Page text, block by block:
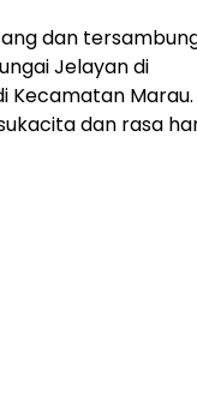
dan
Jelayan di
Kecamatan Marau.
dan rasa